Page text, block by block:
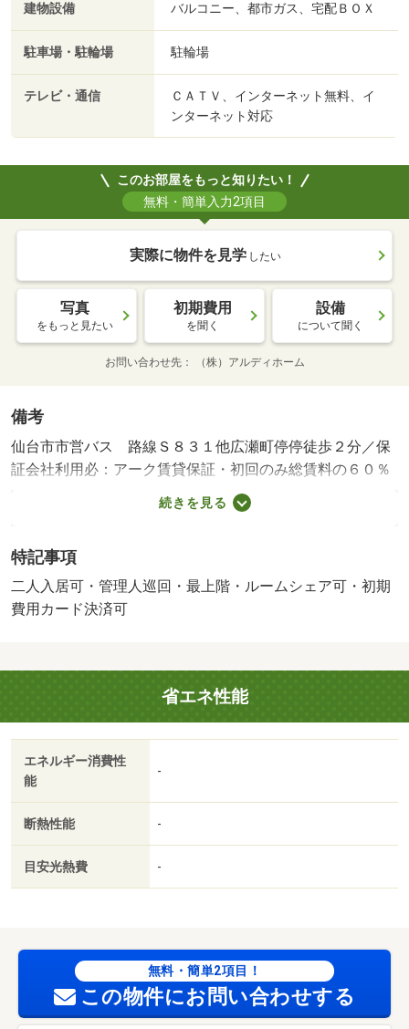
建物設備 バルコニー、都市ガス、宅配ＢＯＸ
駐車場・駐輪場 駐輪場
テレビ・通信
ＣＡＴＶ、インターネット無料、イ
ンターネット対応
このお部屋をもっと知りたい！
無料・簡単入力2項目
実際に物件を見学 したい
写真
をもっと見たい
初期費用
を聞く
設備
について聞く
お問い合わせ先 （株）アルディホーム
備考
仙台市市営バス 路線Ｓ８３１他広瀬町停停徒歩２分／保
証会社利用必：アーク賃貸保証・初回のみ総賃料の６０％
～８０％／普通借家２年／二人入居可／ルームシェア相談
／バストイレ別／バルコニー／エアコン／フローリング／
／２口コンロ／駐輪場／宅配ボックス／ＣＡＴＶ／最上階
／ネット使用料不要／ルームシェア相談／都市ガス／初期
費用カード決済可／巡回管理
続きを見る
特記事項
二人入居可・管理人巡回・最上階・ルームシェア可・初期
費用カード決済可
省エネ性能
エネルギー消費性
能
-
断熱性能 -
目安光熱費 -
無料・簡単2項目！
この物件にお問い合わせする